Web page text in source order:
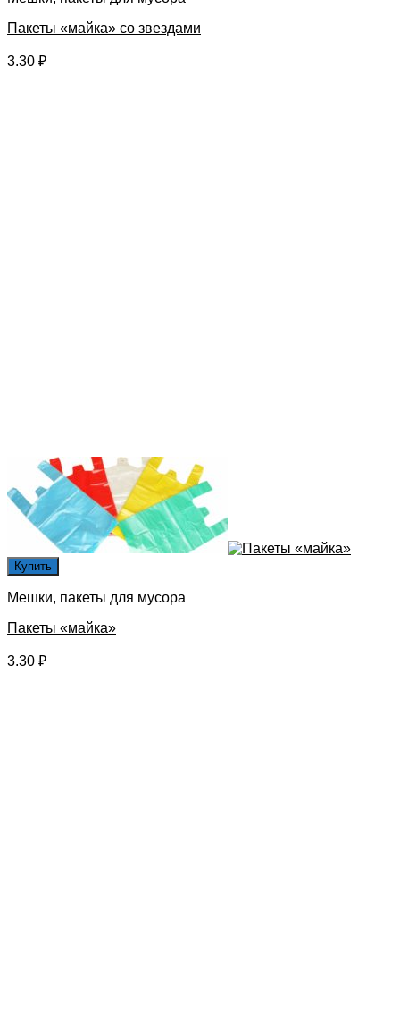
Пакеты «майка» со звездами
3.30 ₽
Купить
Мешки, пакеты для мусора
Пакеты «майка»
3.30 ₽